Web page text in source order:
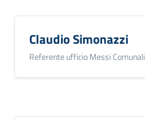
Claudio Simonazzi
Referente ufficio Messi Comunali